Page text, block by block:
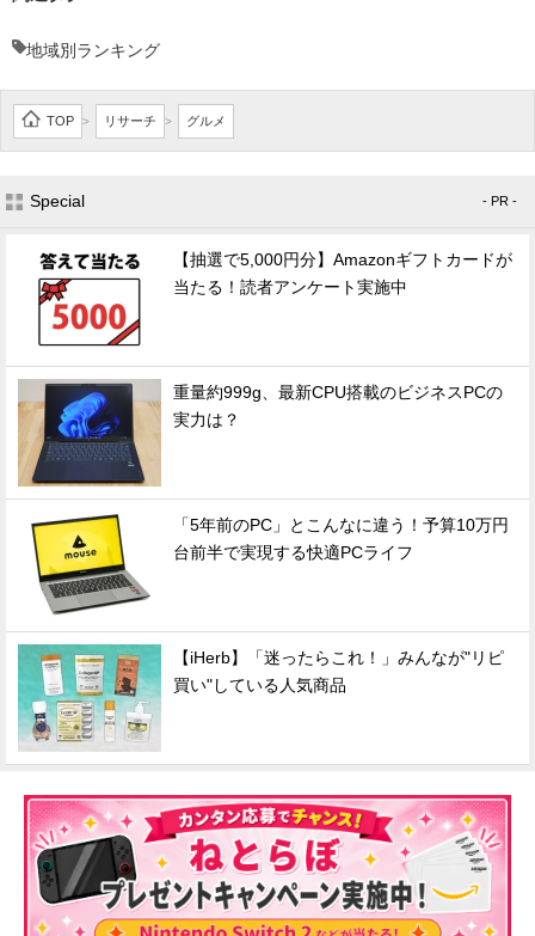
地域別ランキング
TOP > リサーチ > グルメ
Special - PR -
【抽選で5,000円分】Amazonギフトカードが
当たる！読者アンケート実施中
重量約999g、最新CPU搭載のビジネスPCの
実力は？
「5年前のPC」とこんなに違う！予算10万円
台前半で実現する快適PCライフ
【iHerb】「迷ったらこれ！」みんなが"リピ
買い"している人気商品